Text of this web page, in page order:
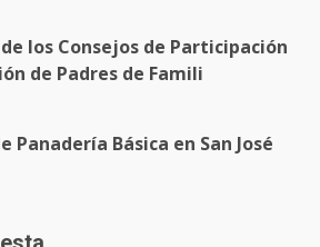
los Consejos de Participación
de Padres de Famili
Panadería Básica en San José